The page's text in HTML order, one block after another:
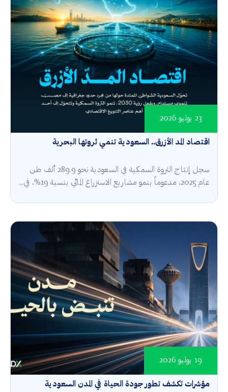
اقتصاد المد الأزرق.. السعودية تنمي ثروتها البحرية
23 يوليو 2026
سجل إنتاج الثروة السمكية في السعودية نحو 289.9 ألف طن
عام 2025، مدعوماً بنمو مشاريع الاستزراع المائي بنسبة 19%، في...
مؤشرات تكشف تطور جودة الحياة في المدن السعودية
19 يوليو 2026